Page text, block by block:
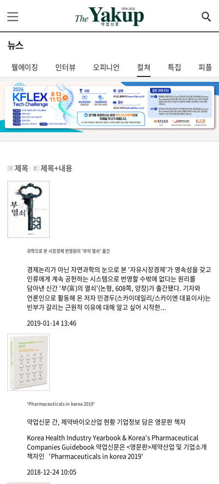
뉴스
웰에이징 인터뷰 오피니언 컬쳐 특집 피플
제목 제목+내용
과학으로 본 시장경제 번영원리 '부의 열쇠' 출간
경제논리가 아닌 자연과학의 눈으로 본 '자유시장경제'가 영속성을 갖고
인류에게 계속 공헌하는 시스템으로 번영할 수밖에 없다는 원리를
담아낸 신간 '부(富)의 열쇠'(논형, 608쪽, 양장)가 출간됐다. 기자와
언론인으로 활동해 온 저자 민경두(스카이데일리/스카이엔 대표이사)는
빈부가 갈리는 근원적 이유에 대해 알고 싶어 시작한...
2019-01-14 13:46
'Pharmaceuticals in korea 2019'
약업신문 간, 제약바이오산업 현황 기업정보 담은 영문판 책자
Korea Health Industry Yearbook & Korea's Pharmaceutical
Companies Guidebook 약업신문은 <영문판>제약산업 및 기업소개
책자인 'Pharmaceuticals in korea 2019'
2018-12-24 10:05